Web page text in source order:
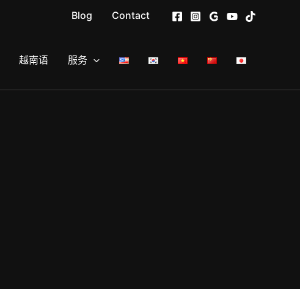
Blog Contact
越南语 服务